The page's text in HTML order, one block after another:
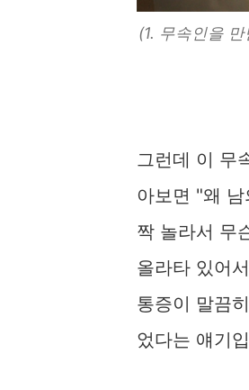
(1. 무속인을
그런데 이 무
아보면 "왜
짝 놀라서 무
올라타 있어
통증이 말끔
었다는 얘기